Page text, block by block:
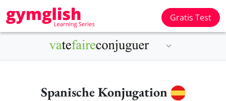
Gratis Test
Spanische Konjugation